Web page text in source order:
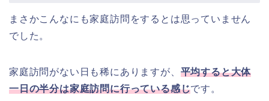
まさかこんなにも家庭訪問をするとは思っていません
でした。
家庭訪問がない日も稀にありますが、 平均すると大体
一日の半分は家庭訪問に行っている感じです。